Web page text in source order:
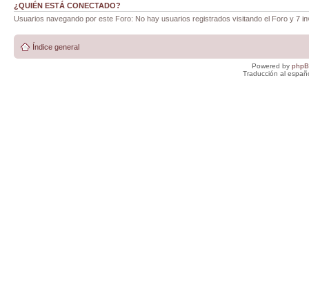
¿QUIÉN ESTÁ CONECTADO?
Usuarios navegando por este Foro: No hay usuarios registrados visitando el Foro y 7
Índice general
Powered by
Traducción al